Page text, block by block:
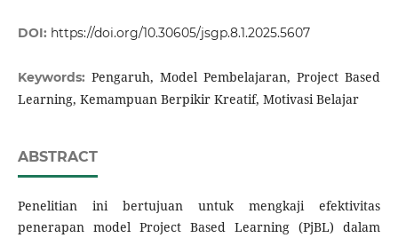
DOI: https://doi.org/10.30605/jsgp.8.1.2025.5607
Keywords: Pengaruh, Model Pembelajaran, Project Based
Learning, Kemampuan Berpikir Kreatif, Motivasi Belajar
ABSTRACT
Penelitian ini bertujuan untuk mengkaji efektivitas
penerapan model Project Based Learning (PjBL) dalam